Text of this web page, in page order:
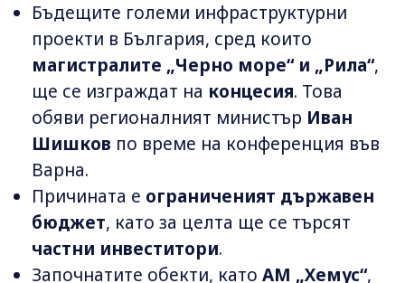
Бъдещите големи инфраструктурни
проекти в България, сред които
магистралите „Черно море“ и „Рила“,
ще се изграждат на концесия. Това
обяви регионалният министър Иван
Шишков по време на конференция във
Варна.
Причината е ограниченият държавен
бюджет, като за целта ще се търсят
частни инвеститори.
Започнатите обекти, като АМ „Хемус“,